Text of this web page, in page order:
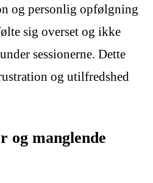
og personlig opfølgning
sig overset og ikke
sessionerne. Dette
og utilfredshed
og manglende